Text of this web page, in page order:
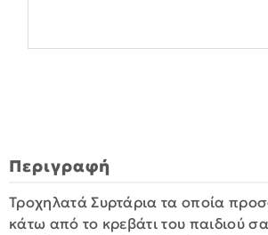
Περιγραφή
Τροχηλατά Συρτάρια τα οποία
κάτω από το κρεβάτι του παιδιού